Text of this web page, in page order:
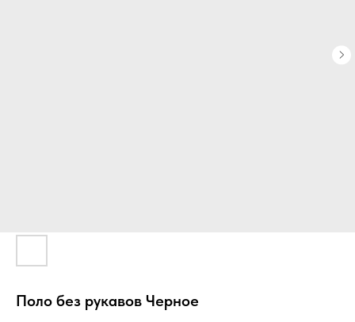
Поло без рукавов Черное